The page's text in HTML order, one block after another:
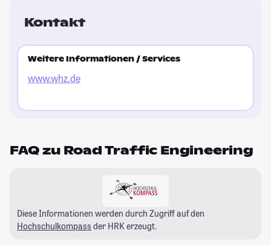
Kontakt
Weitere Informationen / Services
www.whz.de
FAQ zu Road Traffic Engineering
Diese Informationen werden durch Zugriff auf den
Hochschulkompass der HRK erzeugt.